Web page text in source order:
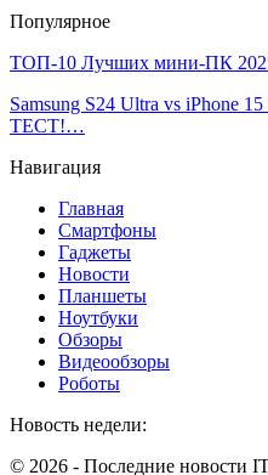
Популярное
ТОП-10 Лучших мини-ПК
Samsung S24 Ultra vs iPhone
ТЕСТ!…
Навигация
Главная
Смартфоны
Гаджеты
Новости
Планшеты
Ноутбуки
Обзоры
Видеообзоры
Роботы
Новость недели:
© 2026 - Последние новости